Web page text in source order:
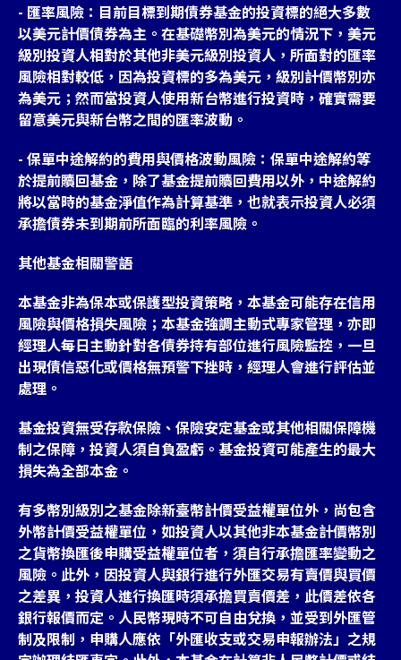
- 匯率風險：目前目標到期債券基金的投資標的絕大多數
以美元計價債券為主。在基礎幣別為美元的情況下，美元
級別投資人相對於其他非美元級別投資人，所面對的匯率
風險相對較低，因為投資標的多為美元，級別計價幣別亦
為美元；然而當投資人使用新台幣進行投資時，確實需要
留意美元與新台幣之間的匯率波動。
- 保單中途解約的費用與價格波動風險：保單中途解約等
於提前贖回基金，除了基金提前贖回費用以外，中途解約
將以當時的基金淨值作為計算基準，也就表示投資人必須
承擔債券未到期前所面臨的利率風險。
其他基金相關警語
本基金非為保本或保護型投資策略，本基金可能存在信用
風險與價格損失風險；本基金強調主動式專家管理，亦即
經理人每日主動針對各債券持有部位進行風險監控，一旦
出現債信惡化或價格無預警下挫時，經理人會進行評估並
處理。
基金投資無受存款保險、保險安定基金或其他相關保障機
制之保障，投資人須自負盈虧。基金投資可能產生的最大
損失為全部本金。
有多幣別級別之基金除新臺幣計價受益權單位外，尚包含
外幣計價受益權單位，如投資人以其他非本基金計價幣別
之貨幣換匯後申購受益權單位者，須自行承擔匯率變動之
風險。此外，因投資人與銀行進行外匯交易有賣價與買價
之差異，投資人進行換匯時須承擔買賣價差，此價差依各
銀行報價而定。人民幣現時不可自由兌換，並受到外匯管
制及限制，申購人應依「外匯收支或交易申報辦法」之規